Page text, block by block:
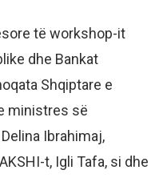
të workshop-it
dhe Bankat
Shqiptare e
ministres së
Ibrahimaj,
t, Igli Tafa, si dhe